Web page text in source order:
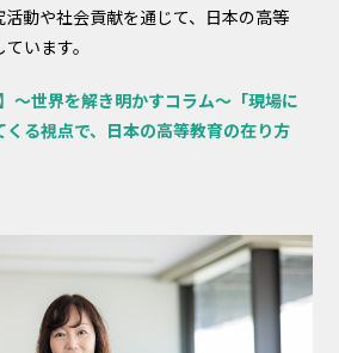
活動や社会貢献を通じて、日本の高等
います。
】～世界を解き明かすコラム～「現場に
くる視点で、日本の高等教育の在り方